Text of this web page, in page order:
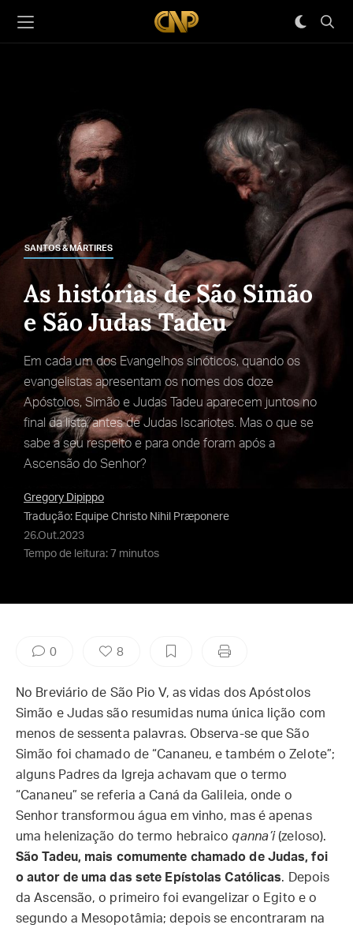
SANTOS & MÁRTIRES
As histórias de São Simão
e São Judas Tadeu
Em cada um dos Evangelhos sinóticos, quando os
evangelistas apresentam os nomes dos doze
Apóstolos, Simão e Judas Tadeu aparecem juntos no
final da lista, antes de Judas Iscariotes. Mas o que se
sabe a seu respeito e para onde foram após a
Ascensão do Senhor?
Gregory Dipippo
Tradução: Equipe Christo Nihil Præponere
26.Out.2023
Tempo de leitura: 7 minutos
0 8
No Breviário de São Pio V, as vidas dos Apóstolos
Simão e Judas são resumidas numa única lição com
menos de sessenta palavras. Observa-se que São
Simão foi chamado de “Cananeu, e também o Zelote”;
alguns Padres da Igreja achavam que o termo
“Cananeu” se referia a Caná da Galileia, onde o
Senhor transformou água em vinho, mas é apenas
uma helenização do termo hebraico qanna’i (zeloso).
São Tadeu, mais comumente chamado de Judas, foi
o autor de uma das sete Epístolas Católicas. Depois
da Ascensão, o primeiro foi evangelizar o Egito e o
segundo a Mesopotâmia; depois se encontraram na